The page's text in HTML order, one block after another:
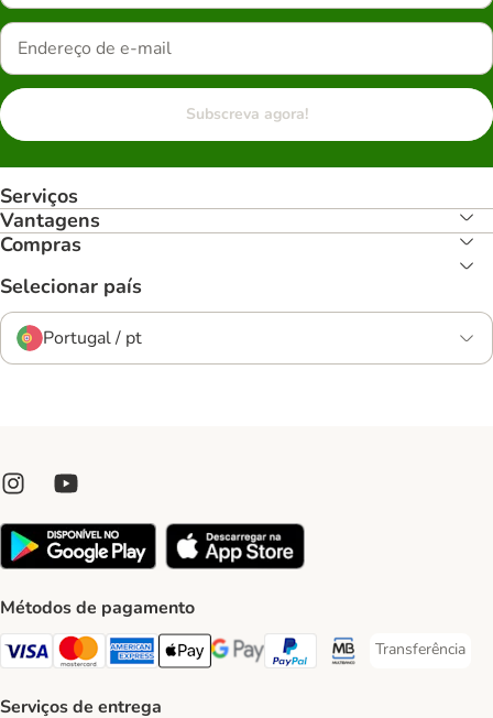
Subscreva agora!
Serviços
Vantagens
Compras
Selecionar país
Portugal / pt
Métodos de pagamento
Visa Payment Method
Mastercard Payment Method
American Express Payment Method
Apple Pay Payment Method
Google Pay Payment Method
PayPal Payment Method
Multibanco Payment
Transferência
Transferência
Serviços de entrega